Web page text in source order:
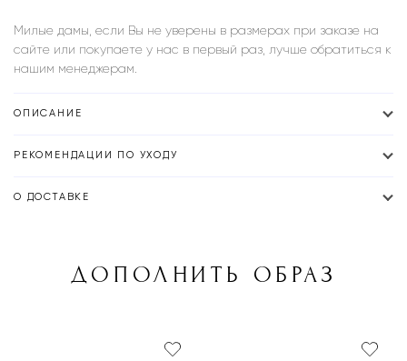
Милые дамы, если Вы не уверены в размерах при заказе на
сайте или покупаете у нас в первый раз, лучше обратиться к
нашим менеджерам.
ОПИСАНИЕ
РЕКОМЕНДАЦИИ ПО УХОДУ
О ДОСТАВКЕ
ДОПОЛНИТЬ ОБРАЗ